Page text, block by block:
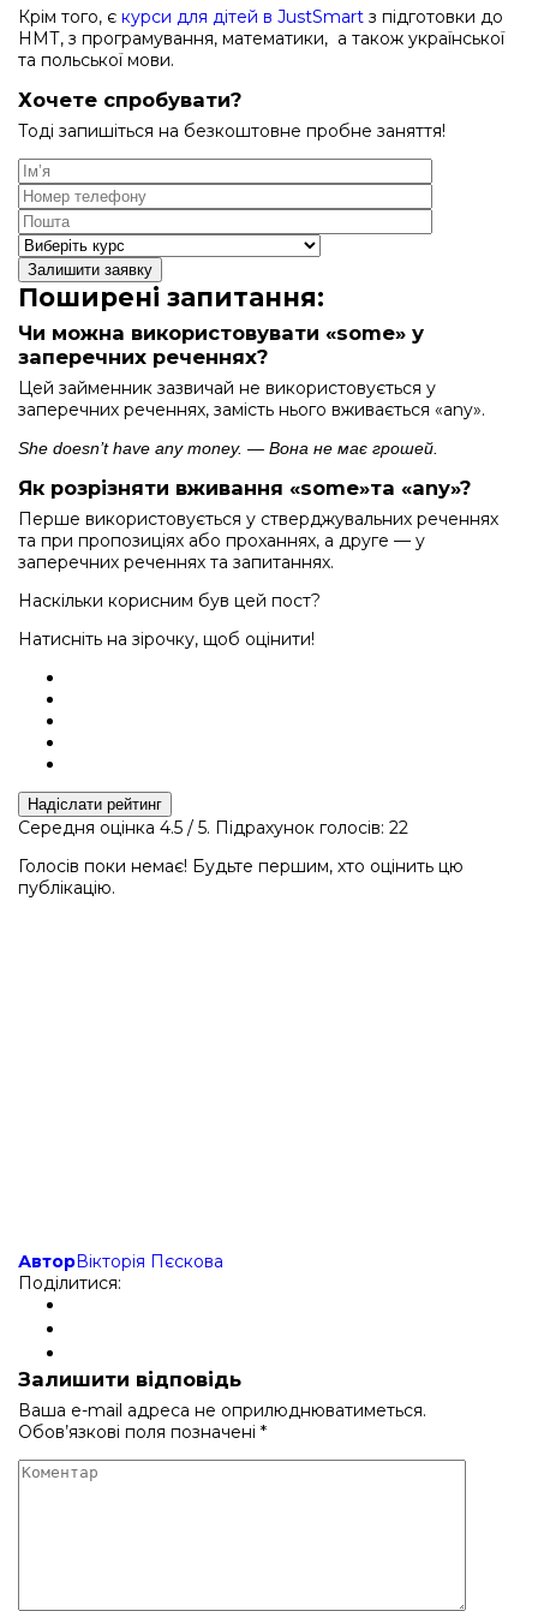
Крім того, є курси для дітей в JustSmart з підготовки до
НМТ, з програмування, математики, а також української
та польської мови.
Хочете спробувати?
Тоді запишіться на безкоштовне пробне заняття!
Залишити заявку
Поширені запитання:
Чи можна використовувати «some» у
заперечних реченнях?
Цей займенник зазвичай не використовується у
заперечних реченнях, замість нього вживається «any».
She doesn’t have any money. — Вона не має грошей.
Як розрізняти вживання «some»та «any»?
Перше використовується у стверджувальних реченнях
та при пропозиціях або проханнях, а друге — у
заперечних реченнях та запитаннях.
Наскільки корисним був цей пост?
Натисніть на зірочку, щоб оцінити!
Надіслати рейтинг
Середня оцінка 4.5 / 5. Підрахунок голосів: 22
Голосів поки немає! Будьте першим, хто оцінить цю
публікацію.
АвторВікторія Пєскова
Поділитися:
Залишити відповідь
Ваша e-mail адреса не оприлюднюватиметься.
Обов’язкові поля позначені *